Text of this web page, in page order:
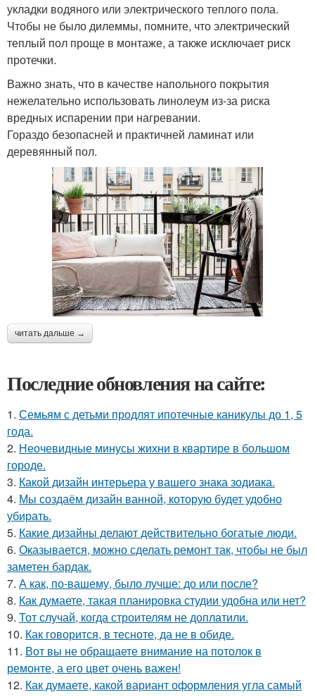
укладки водяного или электрического теплого пола.
Чтобы не было дилеммы, помните, что электрический
теплый пол проще в монтаже, а также исключает риск
протечки.
Важно знать, что в качестве напольного покрытия
нежелательно использовать линолеум из-за риска
вредных испарении при нагревании.
Гораздо безопасней и практичней ламинат или
деревянный пол.
читать дальше →
Последние обновления на сайте:
1. Семьям с детьми продлят ипотечные каникулы до 1, 5
года.
2. Неочевидные минусы жихни в квартире в большом
городе.
3. Какой дизайн интерьера у вашего знака зодиака.
4. Мы создаём дизайн ванной, которую будет удобно
убирать.
5. Какие дизайны делают действительно богатые люди.
6. Оказывается, можно сделать ремонт так, чтобы не был
заметен бардак.
7. А как, по-вашему, было лучше: до или после?
8. Как думаете, такая планировка студии удобна или нет?
9. Тот случай, когда строителям не доплатили.
10. Как говорится, в тесноте, да не в обиде.
11. Вот вы не обращаете внимание на потолок в
ремонте, а его цвет очень важен!
12. Как думаете, какой вариант оформления угла самый